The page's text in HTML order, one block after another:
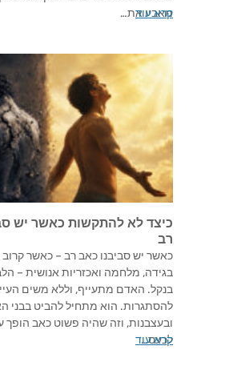
מאביו את…
קרא עוד
כיצד לא להתקשות כאשר יש
רב
כאשר יש סביבנו כאב רב – כאשר קרוב
בגידה, מלחמה ואכזריות אנושית –
בנקל. האדם מתעייף, וללא משים
להסתגרות. הוא מתחיל להביט בבני
ובעצבנות, וזה שהיה פשוט כאב הופך
לכעס…
קרא עוד